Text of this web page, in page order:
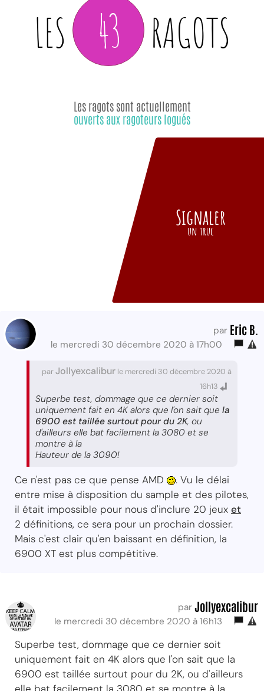
LES 43 RAGOTS
Les ragots sont actuellement
ouverts aux ragoteurs logués
Signaler
un truc
par Eric B.
le mercredi 30 décembre 2020 à 17h00
parJollyexcalibur le mercredi 30 décembre 2020 à
16h13
Superbe test, dommage que ce dernier soit
uniquement fait en 4K alors que l'on sait que la
6900 est taillée surtout pour du 2K, ou
d'ailleurs elle bat facilement la 3080 et se
montre à la
Hauteur de la 3090!
Ce n'est pas ce que pense AMD
. Vu le délai
entre mise à disposition du sample et des pilotes,
il était impossible pour nous d'inclure 20 jeux et
2 définitions, ce sera pour un prochain dossier.
Mais c'est clair qu'en baissant en définition, la
6900 XT est plus compétitive.
par Jollyexcalibur
le mercredi 30 décembre 2020 à 16h13
Superbe test, dommage que ce dernier soit
uniquement fait en 4K alors que l'on sait que la
6900 est taillée surtout pour du 2K, ou d'ailleurs